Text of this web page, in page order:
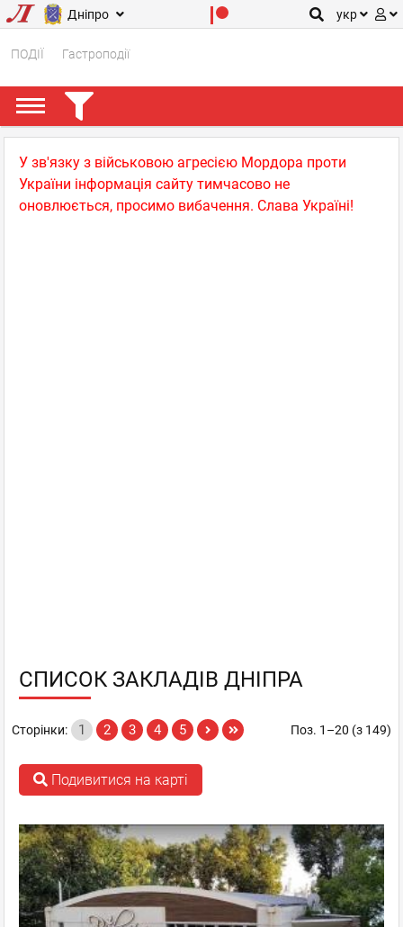
Дніпро укр
ПОДІЇ Гастроподії
У зв'язку з військовою агресією Мордора проти
України інформація сайту тимчасово не
оновлюється, просимо вибачення. Слава Україні!
СПИСОК ЗАКЛАДІВ ДНІПРА
Поз. 1–20 (з 149)
Сторінки: 1 2 3 4 5
Подивитися на карті